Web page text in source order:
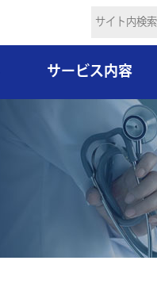
サービス内容